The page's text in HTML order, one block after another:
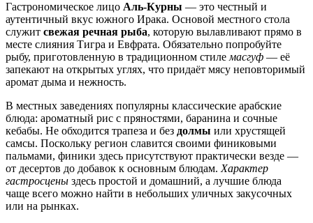
Гастрономическое лицо Аль-Курны — это честный и
аутентичный вкус южного Ирака. Основой местного стола
служит свежая речная рыба, которую вылавливают прямо в
месте слияния Тигра и Евфрата. Обязательно попробуйте
рыбу, приготовленную в традиционном стиле масгуф — её
запекают на открытых углях, что придаёт мясу неповторимый
аромат дыма и нежность.
В местных заведениях популярны классические арабские
блюда: ароматный рис с пряностями, баранина и сочные
кебабы. Не обходится трапеза и без долмы или хрустящей
самсы. Поскольку регион славится своими финиковыми
пальмами, финики здесь присутствуют практически везде —
от десертов до добавок к основным блюдам. Характер
гастросцены здесь простой и домашний, а лучшие блюда
чаще всего можно найти в небольших уличных закусочных
или на рынках.